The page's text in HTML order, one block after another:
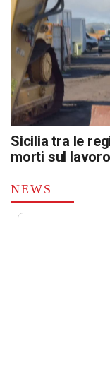
Sicilia tra le
morti sul lavoro
NEWS